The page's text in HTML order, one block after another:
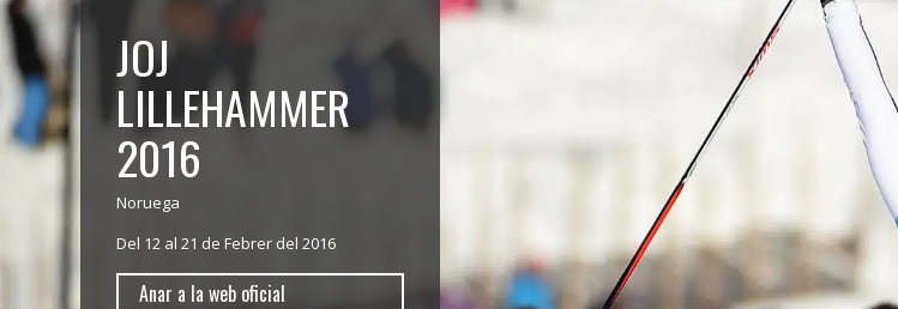
JOJ
LILLEHAMMER
2016
Noruega
Del 12 al 21 de Febrer del 2016
Anar a la web oficial